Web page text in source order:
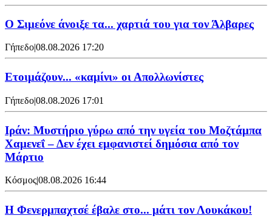
Ο Σιμεόνε άνοιξε τα... χαρτιά του για τον Άλβαρες
Γήπεδο|08.08.2026 17:20
Ετοιμάζουν... «καμίνι» οι Απολλωνίστες
Γήπεδο|08.08.2026 17:01
Ιράν: Μυστήριο γύρω από την υγεία του Μοζτάμπα
Χαμενεΐ – Δεν έχει εμφανιστεί δημόσια από τον
Μάρτιο
Κόσμος|08.08.2026 16:44
Η Φενερμπαχτσέ έβαλε στο... μάτι τον Λουκάκου!